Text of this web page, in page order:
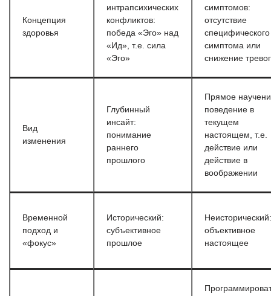
Концепция
здоровья
интрапсихических
конфликтов:
победа «Эго» над
«Ид», т.е. сила
«Эго»
симптомов:
отсутствие
специфического
симптома или
снижение
Вид
изменения
Глубинный
инсайт:
понимание
раннего
прошлого
Прямое
поведение в
текущем
настоящем, т.е.
действие или
действие в
воображении
Временной
подход и
«фокус»
Исторический:
субъективное
прошлое
Неисторический:
объективное
настоящее